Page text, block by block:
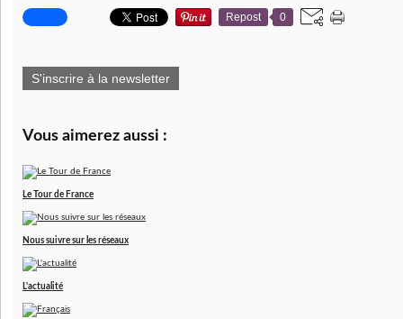
Repost 0
S'inscrire à la newsletter
Vous aimerez aussi :
Le Tour de France
Nous suivre sur les réseaux
L'actualité